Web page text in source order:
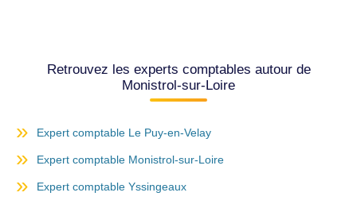
Retrouvez les experts comptables autour de
Monistrol-sur-Loire
Expert comptable Le Puy-en-Velay
Expert comptable Monistrol-sur-Loire
Expert comptable Yssingeaux